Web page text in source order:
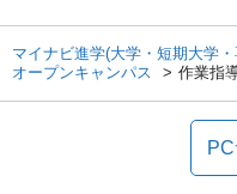
マイナビ進学(大学・短期大学
オープンキャンパス
作業指